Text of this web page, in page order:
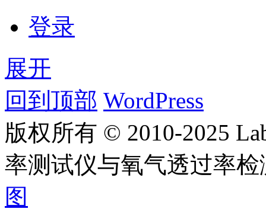
登录
展开
回到顶部 WordPress
版权所有 © 2010-2025
率测试仪与氧气透过率
图